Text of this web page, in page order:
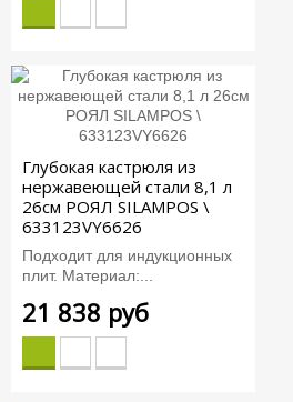
Глубокая кастрюля из
нержавеющей стали 8,1 л
26см РОЯЛ SILAMPOS \
633123VY6626
Подходит для индукционных
плит. Материал:...
21 838 руб